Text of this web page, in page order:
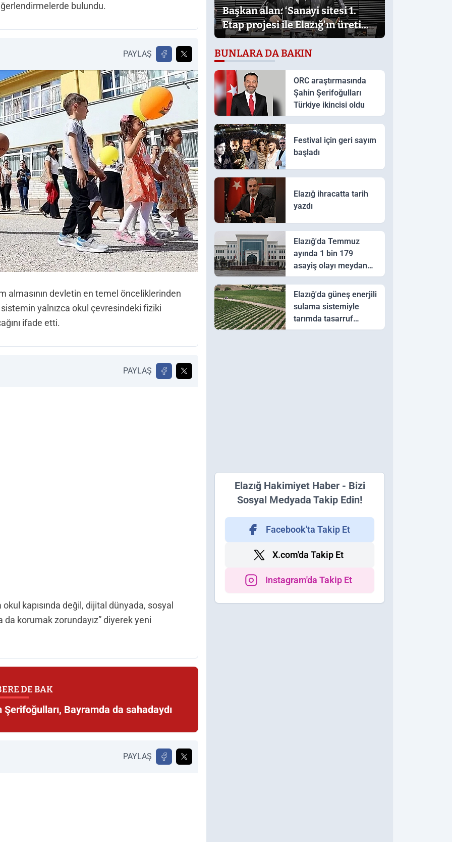
bulundu.
PAYLAŞ
almasının devletin en temel önceliklerinden
yalnızca okul çevresindeki fiziki
ifade etti.
PAYLAŞ
okul kapısında değil, dijital dünyada, sosyal
korumak zorundayız” diyerek yeni
DE BAK
Şerifoğulları, Bayramda da sahadaydı
PAYLAŞ
Başkan alan: ‘Sanayi sitesi 1.
Etap projesi ile Elazığ’ın üretim
gücü daha da artacak’
BUNLARA DA BAKIN
ORC araştırmasında
Şahin Şerifoğulları
Türkiye ikincisi oldu
Festival için geri sayım
başladı
Elazığ ihracatta tarih
yazdı
Elazığ'da Temmuz
ayında 1 bin 179
asayiş olayı meydana
geldi
Elazığ'da güneş enerjili
sulama sistemiyle
tarımda tasarruf
hedefi
Elazığ Hakimiyet Haber - Bizi
Sosyal Medyada Takip Edin!
Facebook'ta Takip Et
X.com'da Takip Et
Instagram'da Takip Et